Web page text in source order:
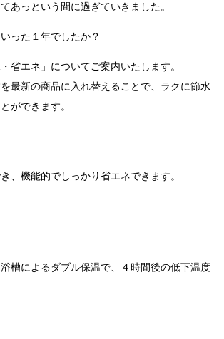
あっという間に過ぎていきました。
った１年でしたか？
省エネ」についてご案内いたします。
最新の商品に入れ替えることで、ラクに節水
ができます。
、機能的でしっかり省エネできます。
槽によるダブル保温で、４時間後の低下温度